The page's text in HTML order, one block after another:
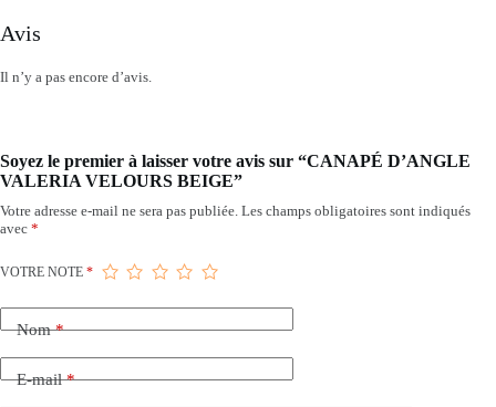
Avis
Il n’y a pas encore d’avis.
Soyez le premier à laisser votre avis sur “CANAPÉ D’ANGLE
VALERIA VELOURS BEIGE”
Votre adresse e-mail ne sera pas publiée. Les champs obligatoires sont indiqués
avec *
VOTRE NOTE *
Nom*
E-mail*